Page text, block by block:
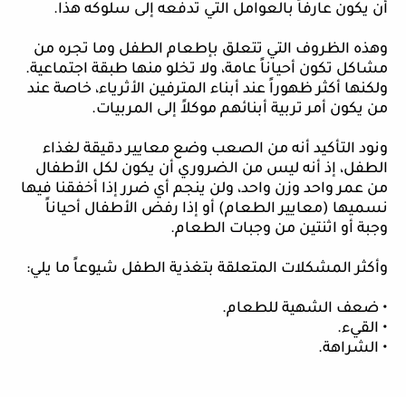
أن يكون عارفاً بالعوامل التي تدفعه إلى سلوكه هذا.
وهذه الظروف التي تتعلق بإطعام الطفل وما تجره من
مشاكل تكون أحياناً عامة، ولا تخلو منها طبقة اجتماعية.
ولكنها أكثر ظهوراً عند أبناء المترفين الأثرياء، خاصة عند
من يكون أمر تربية أبنائهم موكلاً إلى المربيات.
ونود التأكيد أنه من الصعب وضع معايير دقيقة لغذاء
الطفل، إذ أنه ليس من الضروري أن يكون لكل الأطفال
من عمر واحد وزن واحد، ولن ينجم أي ضرر إذا أخفقنا فيها
نسميها (معايير الطعام) أو إذا رفض الأطفال أحياناً
وجبة أو اثنتين من وجبات الطعام.
وأكثر المشكلات المتعلقة بتغذية الطفل شيوعاً ما يلي:
• ضعف الشهية للطعام.
• القيء.
• الشراهة.